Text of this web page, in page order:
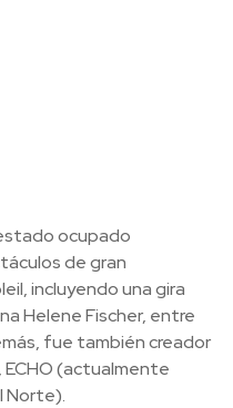
ocupado
de gran
incluyendo una gira
Helene Fischer, entre
fue también creador
(actualmente
Norte).